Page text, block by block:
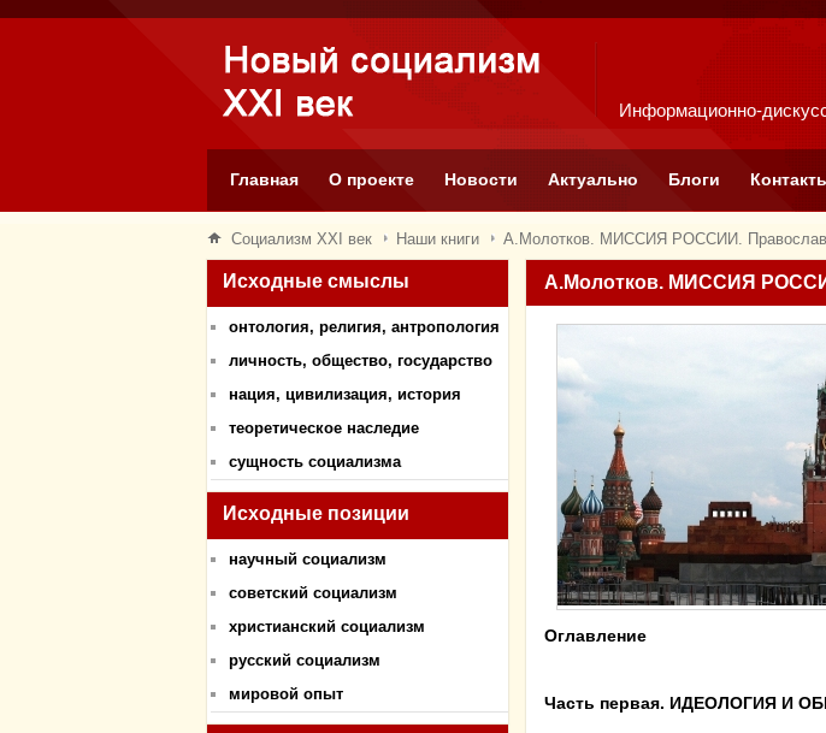
Информационно-
Главная О проекте Новости Актуально Блоги
Социализм XXI век Наши книги А.Молотков. МИССИЯ РОССИИ.
Исходные смыслы
онтология, религия, антропология
личность, общество, государство
нация, цивилизация, история
теоретическое наследие
сущность социализма
Исходные позиции
научный социализм
советский социализм
христианский социализм
русский социализм
мировой опыт
А.Молотков. МИССИЯ
Оглавление
Часть первая. ИДЕОЛОГИЯ И